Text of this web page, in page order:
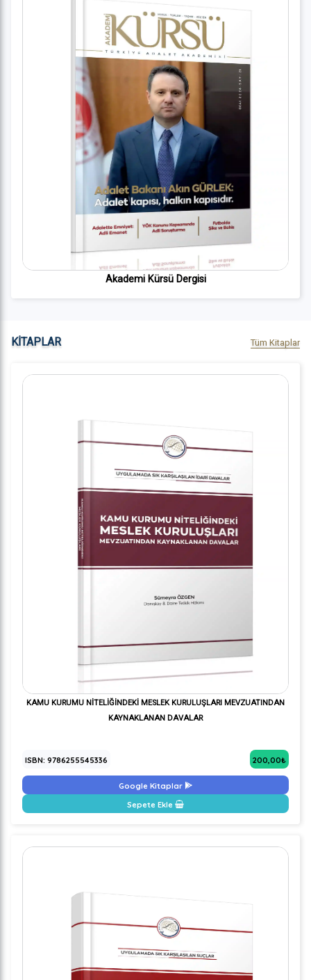
Akademi Kürsü Dergisi
KİTAPLAR Tüm Kitaplar
KAMU KURUMU NİTELİĞİNDEKİ MESLEK KURULUŞLARI MEVZUATINDAN
KAYNAKLANAN DAVALAR
ISBN: 9786255545336 200,00₺
Google Kitaplar
Sepete Ekle